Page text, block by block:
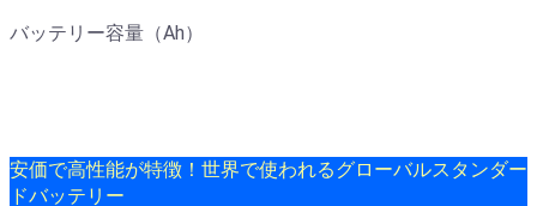
バッテリー容量（Ah）
安価で高性能が特徴！世界で使われるグローバルスタンダー
ドバッテリー